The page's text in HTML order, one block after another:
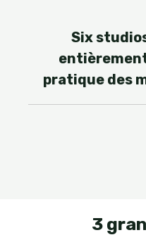
Six
pratique des
3